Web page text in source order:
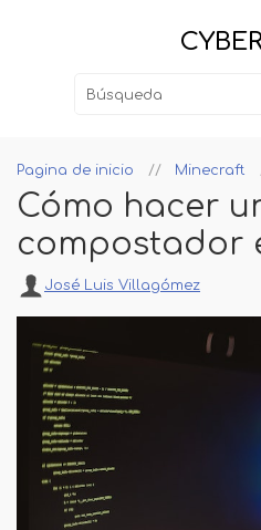
Pagina de inicio Minecraft
Cómo hacer
compostador
José Luis Villagómez